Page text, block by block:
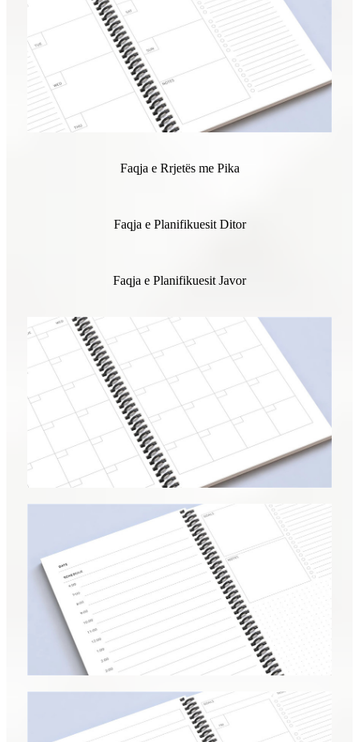
Faqja e Rrjetës me Pika
Faqja e Planifikuesit Ditor
Faqja e Planifikuesit Javor